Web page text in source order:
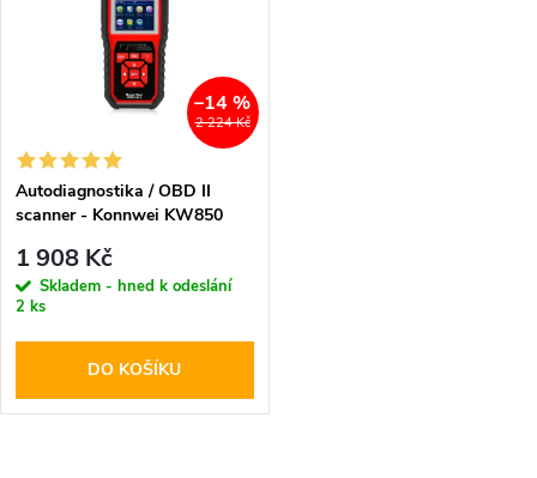
í
p
r
o
d
s
p
r
o
d
2 224 Kč
–14 %
Autodiagnostika / OBD II
scanner - Konnwei KW850
1 908 Kč
Skladem - hned k odeslání
2 ks
DO KOŠÍKU